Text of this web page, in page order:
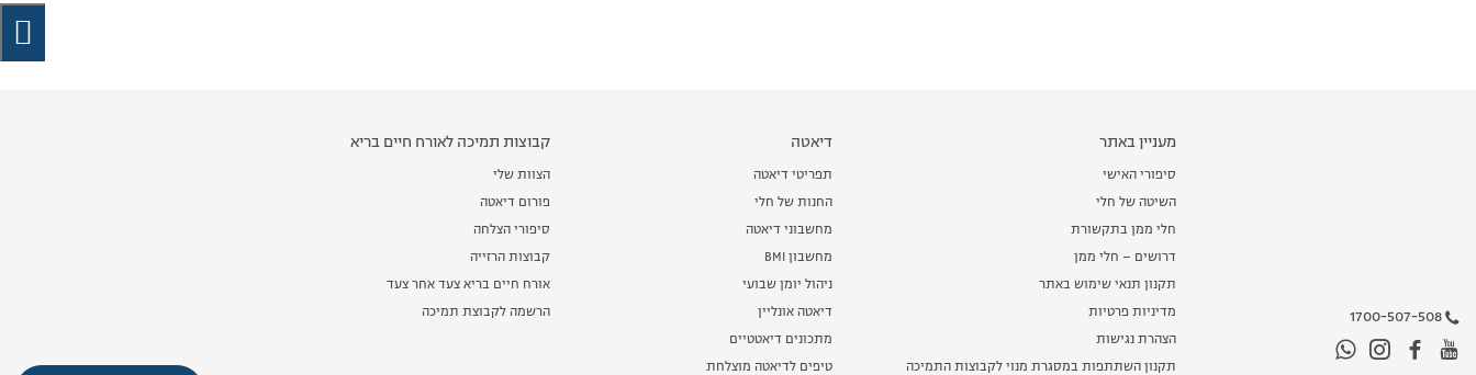
1700-507-508
מעניין באתר
סיפורי האישי
השיטה של חלי
חלי ממן בתקשורת
דרושים – חלי ממן
תקנון תנאי שימוש באתר
מדיניות פרטיות
הצהרת נגישות
תקנון השתתפות במסגרת מנוי לקבוצות התמיכה
דיאטה
תפריטי דיאטה
החנות של חלי
מחשבוני דיאטה
מחשבון BMI
ניהול יומן שבועי
דיאטה אונליין
מתכונים דיאטטיים
טיפים לדיאטה מוצלחת
קבוצות תמיכה לאורח חיים בריא
הצוות שלי
פורום דיאטה
סיפורי הצלחה
קבוצות הרזייה
אורח חיים בריא צעד אחר צעד
הרשמה לקבוצת תמיכה